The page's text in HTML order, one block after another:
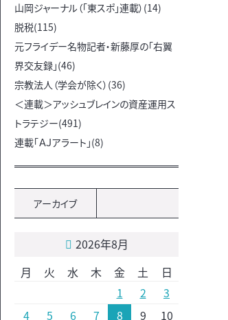
山岡ジャーナル（「東スポ」連載）(14)
脱税(115)
元フライデー名物記者・新藤厚の「右翼
界交友録」(46)
宗教法人（学会が除く）(36)
＜連載＞アッシュブレインの資産運用ス
トラテジー(491)
連載「ＡＪアラート」(8)
アーカイブ
2026年8月
月
火 水 木 金 土
日
1
2
3
4
5 6 7 8 9 10